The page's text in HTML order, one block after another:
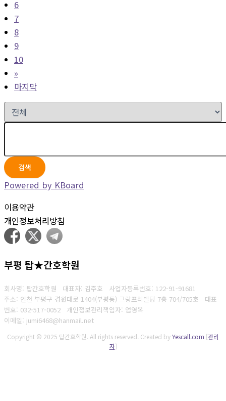
6
7
8
9
10
»
마지막
검색
Powered by KBoard
이용약관
개인정보처리방침
부평 탑★간호학원
회사명: 탑간호학원 대표자: 김주호 사업자등록번호: 122-91-91681
주소: 인천 부평구 경원대로 1404(부평동) 그랑프리빌딩 7층 704/705호 대표
번호: 032-517-0052
개인정보관리책임자: 엄영옥
이메일: jumi6468@hanmail.net
Copyright © 2025 탑간호학원. All rights reserved. Created byYescall.com [관리
자]